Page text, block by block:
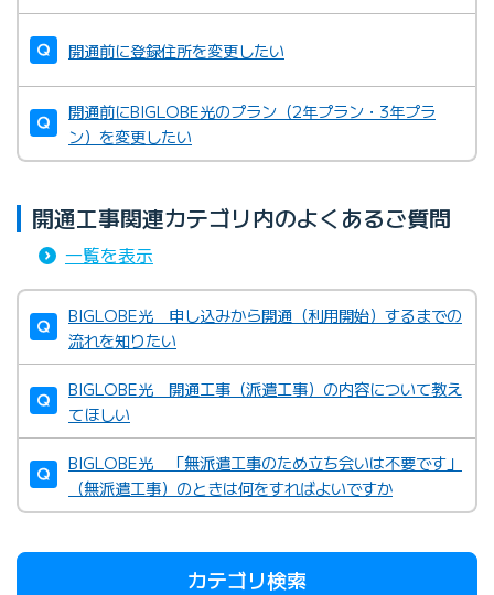
開通前に登録住所を変更したい
開通前にBIGLOBE光のプラン（2年プラン・3年プラ
ン）を変更したい
開通工事関連カテゴリ内のよくあるご質問
一覧を表示
BIGLOBE光 申し込みから開通（利用開始）するまでの
流れを知りたい
BIGLOBE光 開通工事（派遣工事）の内容について教え
てほしい
BIGLOBE光 「無派遣工事のため立ち会いは不要です」
（無派遣工事）のときは何をすればよいですか
カテゴリ検索